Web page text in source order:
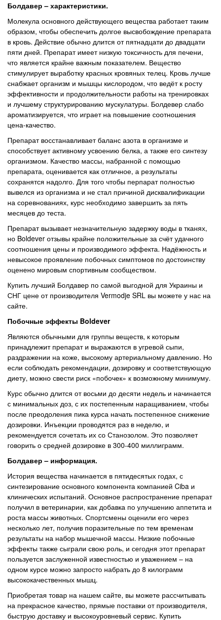
Болдавер – характеристики.
Молекула основного действующего вещества работает таким
образом, чтобы обеспечить долгое высвобождение препарата
в кровь. Действие обычно длится от пятнадцати до двадцати
пяти дней. Препарат имеет низкую токсичность для печени,
что является крайне важным показателем. Вещество
стимулирует выработку красных кровяных телец. Кровь лучше
снабжает организм и мышцы кислородом, что ведёт к росту
эффективности и продолжительности работы на тренировках
и лучшему структурированию мускулатуры. Болдевер слабо
ароматизируется, что играет на повышение соотношения
цена-качество.
Препарат восстанавливает баланс азота в организме и
способствует активному усвоению белка, а также его синтезу
организмом. Качество массы, набранной с помощью
препарата, оценивается как отличное, а результаты
сохранятся надолго. Для того чтобы перпарат полностью
вывелся из организма и не стал причиной дисквалификации
на соревнованиях, курс необходимо завершить за пять
месяцев до теста.
Препарат вызывает незначительную задержку воды в тканях,
но Boldever отзывы крайне положительные за счёт удачного
соотношения цены и производимого эффекта. Надёжность и
невысокое проявление побочных симптомов по достоинству
оценено мировым спортивным сообществом.
Купить лучший Болдавер по самой выгодной для Украины и
СНГ цене от производителя Vermodje SRL вы можете у нас на
сайте.
Побочные эффекты Boldever
Являются обычными для группы веществ, к которым
принадлежит препарат и выражаются в угревой сыпи,
раздражении на коже, высокому артериальному давлению. Но
если соблюдать рекомендации, дозировку и соответствующую
диету, можно свести риск «побочек» к возможному минимуму.
Курс обычно длится от восьми до десяти недель и начинается
с минимальных доз, с их постепенным наращиванием, чтобы
после преодоления пика курса начать постепенное снижение
дозировки. Инъекции проводятся раз в неделю, и
рекомендуется сочетать их со Станозолом. Это позволяет
говорить о средней дозировке в 300-400 миллиграмм.
Болдавер – информация.
История вещества начинается в пятидесятых годах, с
синтезирование основного компонента компанией Ciba и
клинических испытаний. Основное распространение препарат
получил в ветеринарии, как добавка по улучшению аппетита и
роста массы животных. Спортсмены оценили его через
несколько лет, получив поразительные по тем временам
результаты на набор мышечной массы. Низкие побочные
эффекты также сыграли свою роль, и сегодня этот препарат
пользуется заслуженной известностью и уважением – на
одном курсе можно запросто набрать до 8 килограмм
высококачественных мышц.
Приобретая товар на нашем сайте, вы можете рассчитывать
на прекрасное качество, прямые поставки от производителя,
быструю доставку и высокоуровневый сервис. Купить